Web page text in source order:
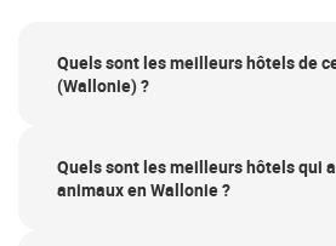
Quels sont les meilleurs hôtels de
(Wallonie) ?
Quels sont les meilleurs hôtels qui
animaux en Wallonie ?